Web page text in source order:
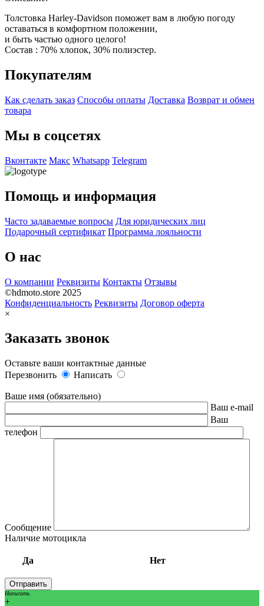
Толстовка Harley-Davidson поможет вам в любую погоду
оставаться в комфортном положении,
и быть частью одного целого!
Состав : 70% хлопок, 30% полиэстер.
Покупателям
Как сделать заказ Способы оплаты Доставка Возврат и обмен
товара
Мы в соцсетях
Вконтакте Макс Whatsapp Telegram
Помощь и информация
Часто задаваемые вопросы Для юридических лиц
Подарочный сертификат Программа лояльности
О нас
О компании Реквизиты Контакты Отзывы
©hdmoto.store 2025
Конфиденциальность Реквизиты Договор оферта
×
Заказать звонок
Оставьте ваши контактные данные
Перезвонить
Написать
Ваше имя (обязательно)
Ваш e-mail
Ваш
телефон
Сообщение
Наличие мотоцикла
Да Нет
Написать
+